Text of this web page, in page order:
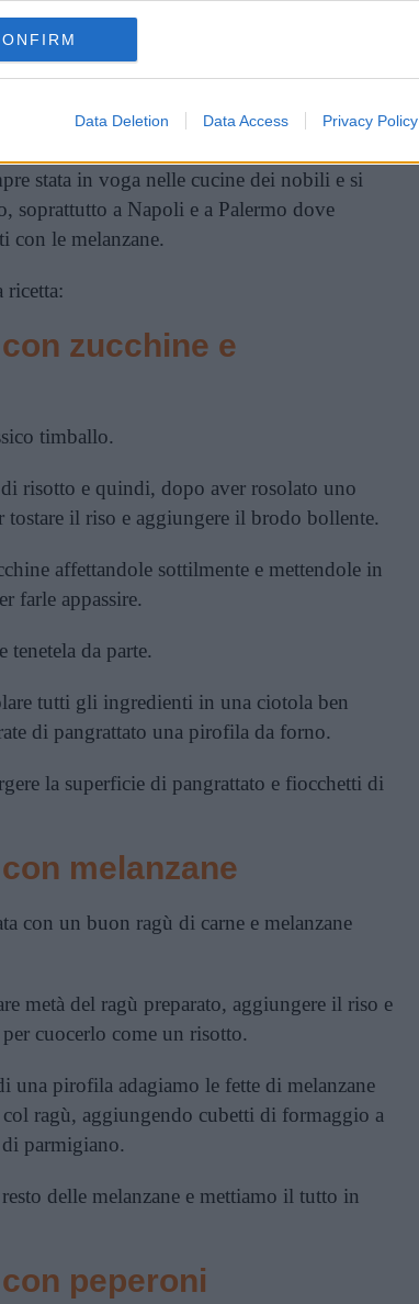
Data Deletion Data Access Privacy Policy
e, infatti, oltre al riso, troviamo i timballi
in crosta, semplicemente mettendo gli
pasta sfoglia opasta brisè.
stata in voga nelle cucine dei nobili e si
soprattutto a Napoli e a Palermo dove
con le melanzane.
ricetta:
zucchine e
timballo.
risotto e quindi, dopo aver rosolato uno
il riso e aggiungere il brodo bollente.
affettandole sottilmente e mettendole in
farle appassire.
tenetela da parte.
tutti gli ingredienti in una ciotola ben
di pangrattato una pirofila da forno.
la superficie di pangrattato e fiocchetti di
melanzane
con un buon ragù di carne e melanzane
metà del ragù preparato, aggiungere il riso e
cuocerlo come un risotto.
una pirofila adagiamo le fette di melanzane
ragù, aggiungendo cubetti di formaggio a
parmigiano.
delle melanzane e mettiamo il tutto in
peperoni